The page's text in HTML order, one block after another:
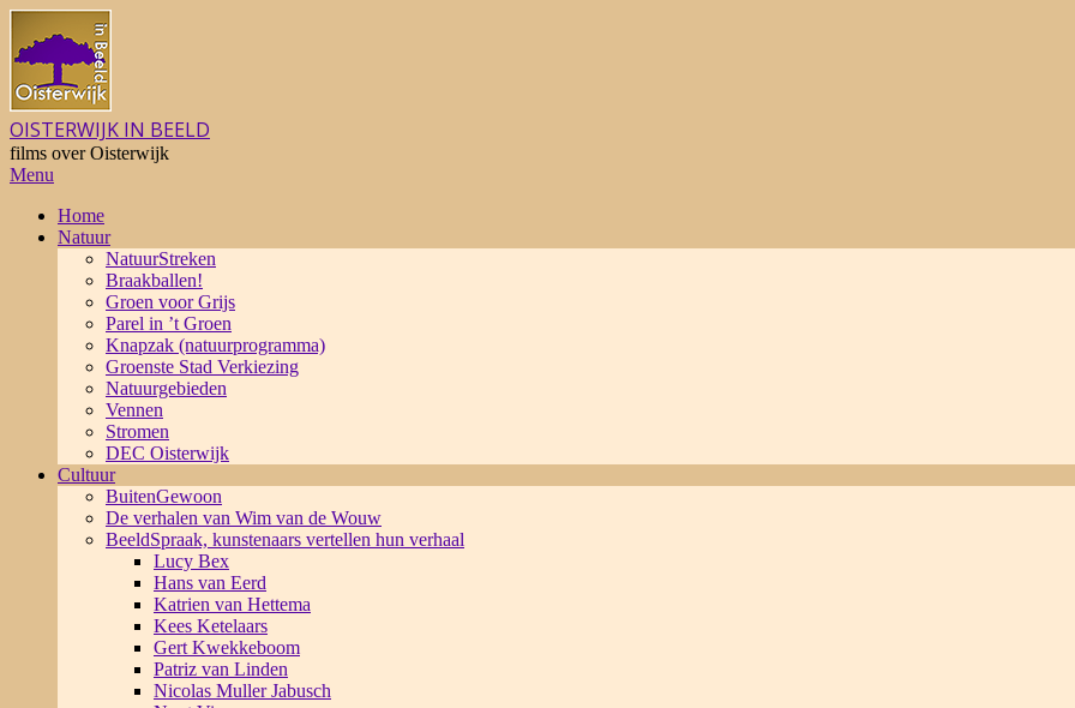
Skip
content
OISTERWIJK IN BEELD
films over Oisterwijk
Primary
Menu
Menu
Home
Natuur
NatuurStreken
Braakballen!
Groen voor Grijs
Parel in ’t Groen
Knapzak (natuurprogramma)
Groenste Stad Verkiezing
Natuurgebieden
Vennen
Stromen
DEC Oisterwijk
Cultuur
BuitenGewoon
De verhalen van Wim van de Wouw
BeeldSpraak, kunstenaars vertellen hun verhaal
Lucy Bex
Hans van Eerd
Katrien van Hettema
Kees Ketelaars
Gert Kwekkeboom
Patriz van Linden
Nicolas Muller Jabusch